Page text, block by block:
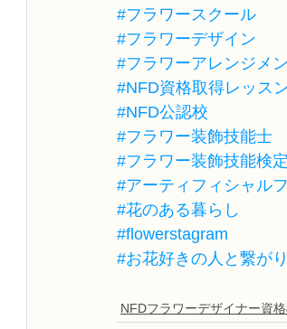
#フラワースクール
#フラワーデザイン
#フラワーアレンジメ
#NFD資格取得レッス
#NFD公認校
#フラワー装飾技能士
#フラワー装飾技能検定
#アーティフィシャル
#花のある暮らし
#flowerstagram
#お花好きの人と繋が
NFDフラワーデザイナー資